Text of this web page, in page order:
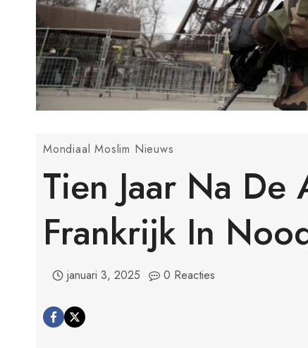
Mondiaal Moslim Nieuws
Tien Jaar Na De
Frankrijk In
januari 3, 2025 0 Reacties